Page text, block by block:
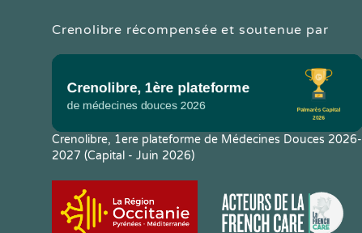
Crenolibre récompensée et soutenue par
Crenolibre, 1ere plateforme de Médecines Douces 2026-
2027 (Capital - Juin 2026)